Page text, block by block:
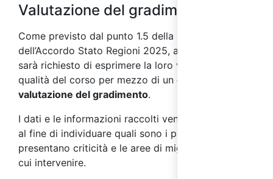
Valutazione del gradimento
Come previsto dal punto 1.5 della parte IV
dell’Accordo Stato Regioni 2025, ai partecipanti
sarà richiesto di esprimere la loro valutazione sulla
qualità del corso per mezzo di un questionario di
valutazione del gradimento.
I dati e le informazioni raccolti vengono analizzati
al fine di individuare quali sono i processi che
presentano criticità e le aree di miglioramento su
cui intervenire.